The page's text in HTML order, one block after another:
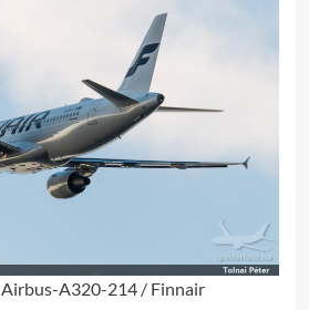
A320-214 / Finnair